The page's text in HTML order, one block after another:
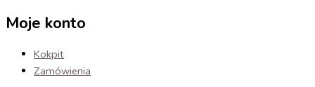
Moje konto
Kokpit
Zamówienia